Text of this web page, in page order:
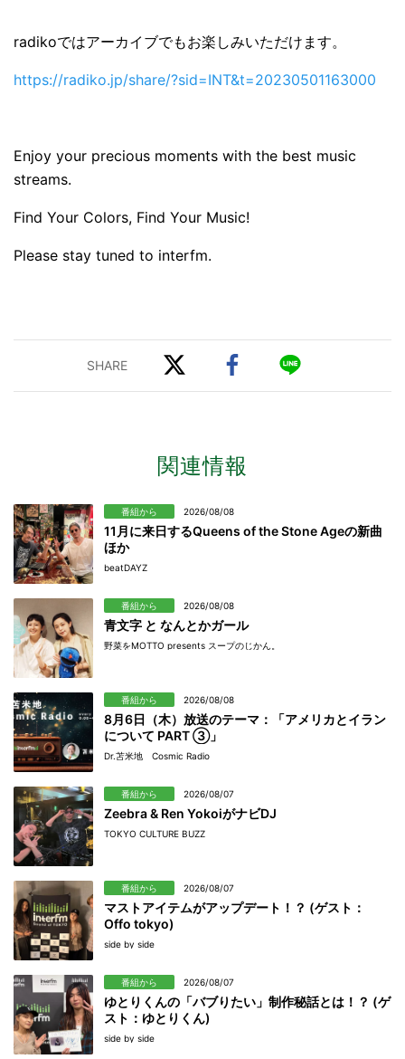
radikoではアーカイブでもお楽しみいただけます。
https://radiko.jp/share/?sid=INT&t=20230501163000
Enjoy your precious moments with the best music
streams.
Find Your Colors, Find Your Music!
Please stay tuned to interfm.
関連情報
番組から 2026/08/08
11月に来日するQueens of the Stone Ageの新曲
ほか
beatDAYZ
番組から 2026/08/08
青文字 と なんとかガール
野菜をMOTTO presents スープのじかん。
番組から 2026/08/08
8月6日（木）放送のテーマ：「アメリカとイラン
について PART ③」
Dr.苫米地 Cosmic Radio
番組から 2026/08/07
Zeebra & Ren YokoiがナビDJ
TOKYO CULTURE BUZZ
番組から 2026/08/07
マストアイテムがアップデート！？ (ゲスト：
Offo tokyo)
side by side
番組から 2026/08/07
ゆとりくんの「バブりたい」制作秘話とは！？ (ゲ
スト：ゆとりくん)
side by side